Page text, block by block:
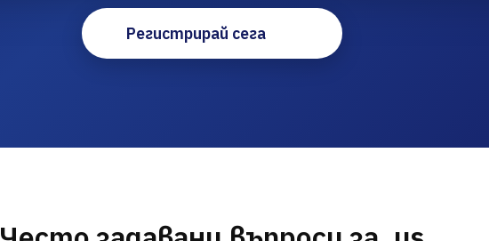
Регистрирай сега